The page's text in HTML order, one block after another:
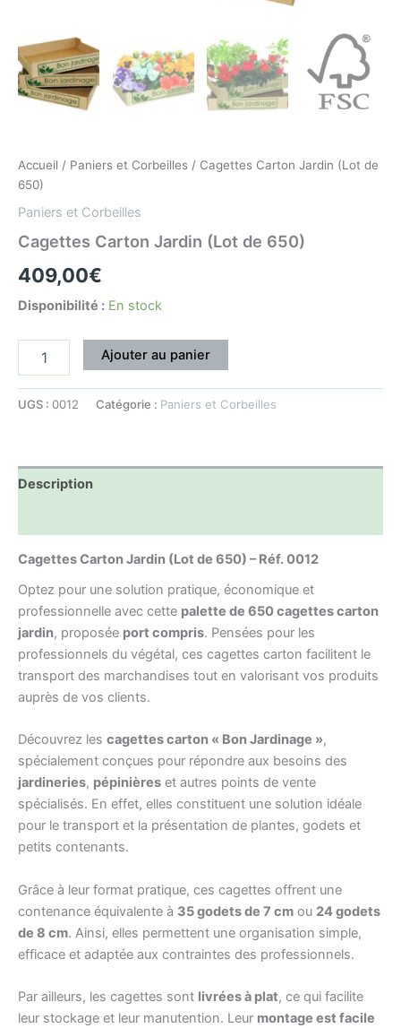
Accueil / Paniers et Corbeilles / Cagettes Carton Jardin (Lot de
650)
Paniers et Corbeilles
Cagettes Carton Jardin (Lot de 650)
409,00€
Disponibilité : En stock
Ajouter au panier
UGS : 0012 Catégorie : Paniers et Corbeilles
Description
Cagettes Carton Jardin (Lot de 650) – Réf. 0012
Optez pour une solution pratique, économique et
professionnelle avec cette palette de 650 cagettes carton
jardin, proposée port compris. Pensées pour les
professionnels du végétal, ces cagettes carton facilitent le
transport des marchandises tout en valorisant vos produits
auprès de vos clients.
Découvrez les cagettes carton « Bon Jardinage »,
spécialement conçues pour répondre aux besoins des
jardineries, pépinières et autres points de vente
spécialisés. En effet, elles constituent une solution idéale
pour le transport et la présentation de plantes, godets et
petits contenants.
Grâce à leur format pratique, ces cagettes offrent une
contenance équivalente à 35 godets de 7 cm ou 24 godets
de 8 cm. Ainsi, elles permettent une organisation simple,
efficace et adaptée aux contraintes des professionnels.
Par ailleurs, les cagettes sont livrées à plat, ce qui facilite
leur stockage et leur manutention. Leur montage est facile